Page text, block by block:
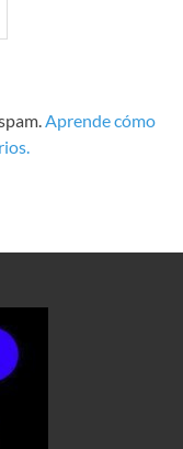
Aprende cómo